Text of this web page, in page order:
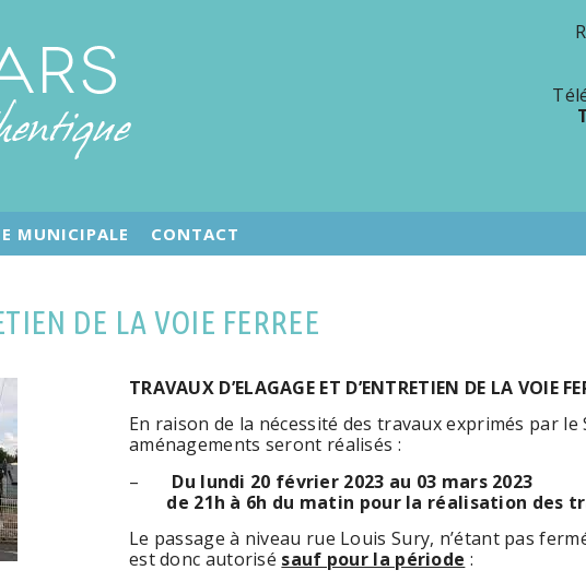
MUNICIPALE CONTACT
DE LA VOIE FERREE
TRAVAUX D’ELAGAGE ET D’ENTRETIEN DE LA VOIE
En raison de la nécessité des travaux exprimés par le
aménagements seront réalisés :
– Du lundi 20 février 2023 au 03 mars 2023
de 21h à 6h du matin pour la réalisation des
Le passage à niveau rue Louis Sury, n’étant pas
est donc autorisé sauf pour la période :